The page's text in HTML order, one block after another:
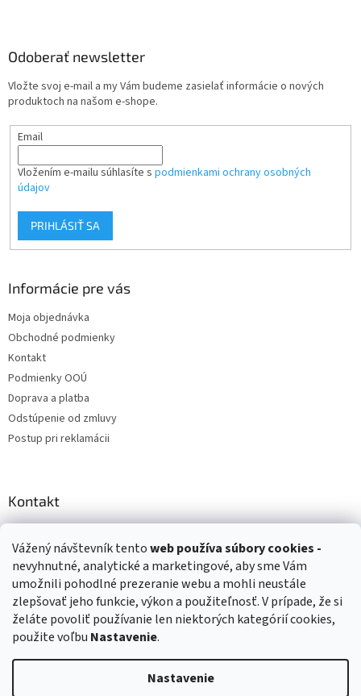
Vážený návštevník tentoweb používasúbory cookies -
nevyhnutné, analytické a marketingové, aby sme Vám
umožnili pohodlné prezeranie webu a mohli neustále
zlepšovať jeho funkcie, výkon a použiteľnosť. V prípade, že si
želáte povoliť používanie len niektorých kategórií cookies,
použite voľbu Nastavenie.
Nastavenie
Odoberať newsletter
Vložte svoj e-mail a my Vám budeme zasielať informácie o nových
produktoch na našom e-shope.
Email
Vložením e-mailu súhlasíte s podmienkami ochrany osobných
údajov
PRIHLÁSIŤ SA
Informácie pre vás
Moja objednávka
Obchodné podmienky
Kontakt
Podmienky OOÚ
Doprava a platba
Odstúpenie od zmluvy
Postup pri reklamácii
Kontakt
+421 903 144 673